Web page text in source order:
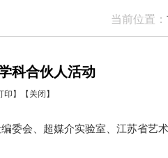
当前位置：
科合伙人活动
印】 【关闭】
委会、超媒介实验室、江苏省艺